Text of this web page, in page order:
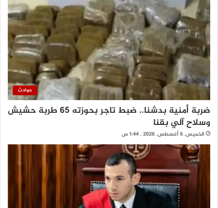
حوادث
ضربة أمنية بدشنا.. ضبط تاجر بحوزته 65 طربة حشيش
وسلاح آلي بقنا
الخميس, 6 أغسطس, 2026 , 1:44 ص